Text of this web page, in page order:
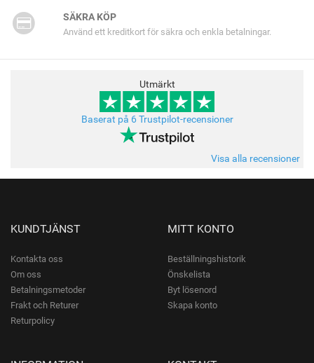
SÄKRA KÖP
Använd ett kreditkort för säkra och enkla betalningar.
Utmärkt
Baserat på 6 Trustpilot-recensioner
Visa alla recensioner
KUNDTJÄNST
Kontakta oss
Om oss
Betalningsmetoder
Frakt och Returer
Returpolicy
MITT KONTO
Beställningshistorik
Önskelista
Byt lösenord
Skapa konto